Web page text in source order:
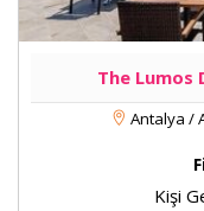
The Lumos
Antalya /
Kişi